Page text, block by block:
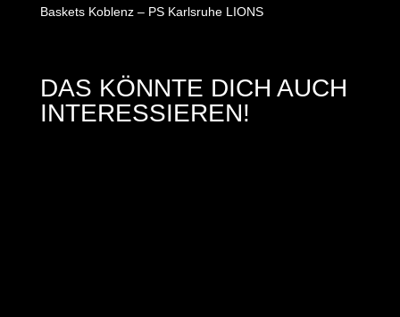
Baskets Koblenz – PS Karlsruhe LIONS
DAS KÖNNTE DICH AUCH
INTERESSIEREN!